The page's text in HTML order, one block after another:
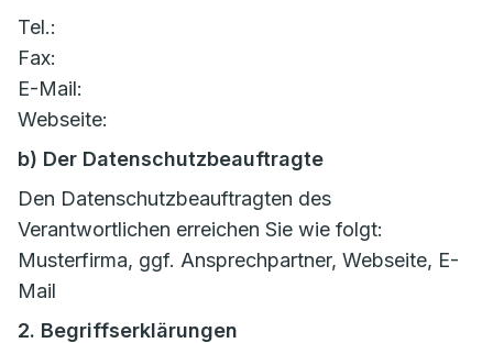
Tel.:
Fax:
E-Mail:
Webseite:
b) Der Datenschutzbeauftragte
Den Datenschutzbeauftragten des
Verantwortlichen erreichen Sie wie folgt:
Musterfirma, ggf. Ansprechpartner, Webseite, E-
Mail
2. Begriffserklärungen